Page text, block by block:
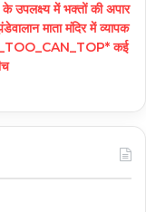
में भक्तों की अपार
माता मंदिर में व्यापक
कई